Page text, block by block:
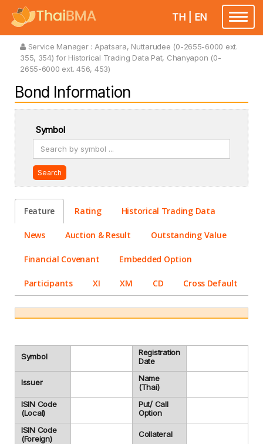
Toggle
TH EN
Service Manager : Apatsara, Nuttarudee (0-2655-6000 ext.
355, 354) for Historical Trading Data Pat, Chanyapon (0-
2655-6000 ext. 456, 453)
Bond Information
Symbol
Search
Feature Rating Historical Trading Data
News Auction & Result Outstanding Value
Financial Covenant Embedded Option
Participants XI XM CD Cross Default
Symbol
Registration
Date
Issuer
Name
(Thai)
ISIN Code
(Local)
Put/ Call
Option
ISIN Code
(Foreign)
Collateral